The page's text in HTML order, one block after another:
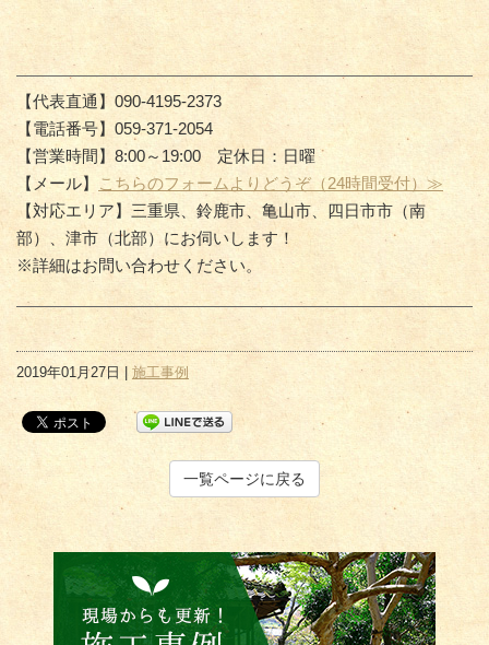
【代表直通】090-4195-2373
【電話番号】059-371-2054
【営業時間】8:00～19:00 定休日：日曜
【メール】
こちらのフォームよりどうぞ（24時間受付）≫
【対応エリア】三重県、鈴鹿市、亀山市、四日市市（南
部）、津市（北部）にお伺いします！
※詳細はお問い合わせください。
2019年01月27日 | 施工事例
一覧ページに戻る